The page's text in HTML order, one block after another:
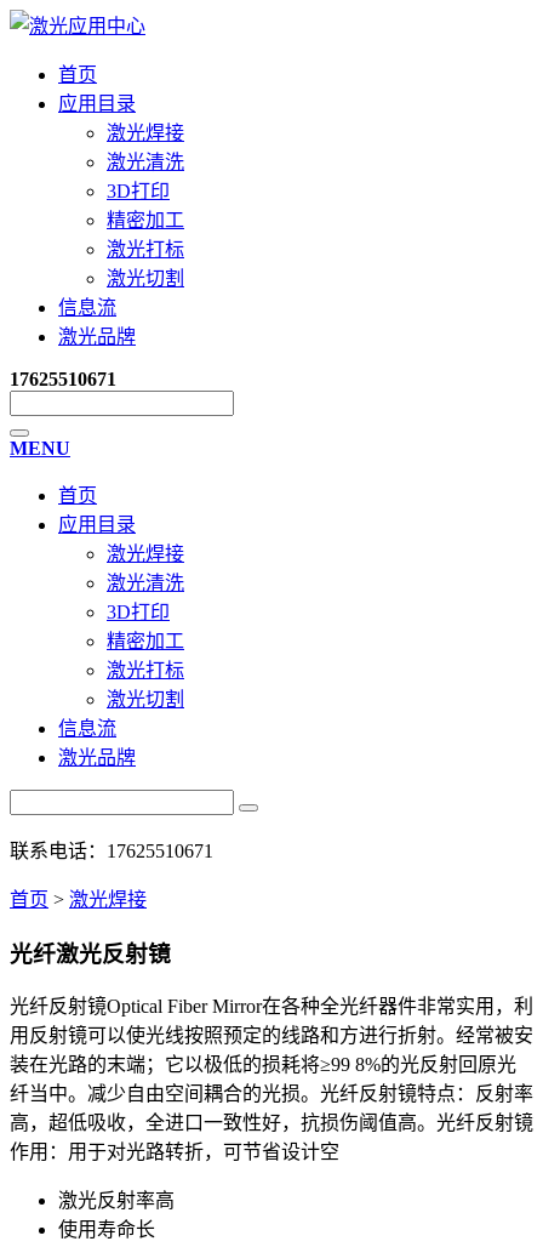
首页
应用目录
激光焊接
激光清洗
3D打印
精密加工
激光打标
激光切割
信息流
激光品牌
17625510671
MENU
首页
应用目录
激光焊接
激光清洗
3D打印
精密加工
激光打标
激光切割
信息流
激光品牌
联系电话：17625510671
首页 > 激光焊接
光纤激光反射镜
光纤反射镜Optical Fiber Mirror在各种全光纤器件非常实用，利
用反射镜可以使光线按照预定的线路和方进行折射。经常被安
装在光路的末端；它以极低的损耗将≥99 8%的光反射回原光
纤当中。减少自由空间耦合的光损。光纤反射镜特点：反射率
高，超低吸收，全进口一致性好，抗损伤阈值高。光纤反射镜
作用：用于对光路转折，可节省设计空
激光反射率高
使用寿命长